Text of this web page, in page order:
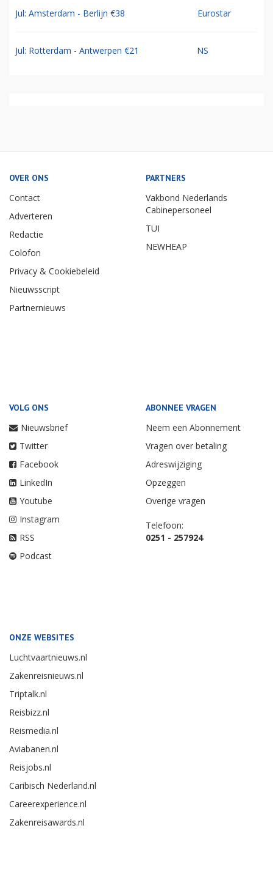
Jul: Amsterdam - Berlijn €38 Eurostar
Jul: Rotterdam - Antwerpen €21 NS
OVER ONS
Contact
Adverteren
Redactie
Colofon
Privacy & Cookiebeleid
Nieuwsscript
Partnernieuws
PARTNERS
Vakbond Nederlands
Cabinepersoneel
TUI
NEWHEAP
VOLG ONS
Nieuwsbrief
Twitter
Facebook
LinkedIn
Youtube
Instagram
RSS
Podcast
ABONNEE VRAGEN
Neem een Abonnement
Vragen over betaling
Adreswijziging
Opzeggen
Overige vragen
Telefoon:
0251 - 257924
ONZE WEBSITES
Luchtvaartnieuws.nl
Zakenreisnieuws.nl
Triptalk.nl
Reisbizz.nl
Reismedia.nl
Aviabanen.nl
Reisjobs.nl
Caribisch Nederland.nl
Careerexperience.nl
Zakenreisawards.nl